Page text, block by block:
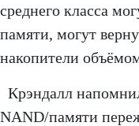
среднего класса
памяти, могут
накопители
Крэндалл
NAND/памяти